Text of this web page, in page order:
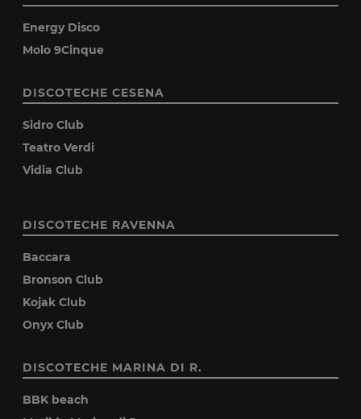
Energy Disco
Molo 9Cinque
DISCOTECHE CESENA
Sidro Club
Teatro Verdi
Vidia Club
DISCOTECHE RAVENNA
Baccara
Bronson Club
Kojak Club
Onyx Club
DISCOTECHE MARINA DI R.
BBK beach